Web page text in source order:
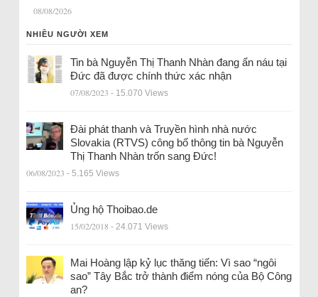
08/08/2026
NHIỀU NGƯỜI XEM
Tin bà Nguyễn Thị Thanh Nhàn đang ẩn náu tại
Đức đã được chính thức xác nhận
07/08/2023 - 15.070 Views
Đài phát thanh và Truyền hình nhà nước
Slovakia (RTVS) công bố thông tin bà Nguyễn
Thị Thanh Nhàn trốn sang Đức!
06/08/2023 - 5.165 Views
Ủng hộ Thoibao.de
15/02/2018 - 24.071 Views
Mai Hoàng lập kỷ lục thăng tiến: Vì sao “ngôi
sao” Tây Bắc trở thành điểm nóng của Bộ Công
an?